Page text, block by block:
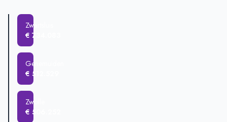
Zwartsluis
€ 734.083
Genemuiden
€ 512.529
Zwolle
€ 506.252